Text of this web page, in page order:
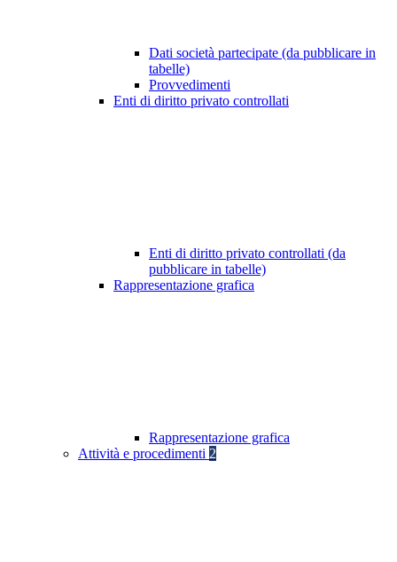
Dati società partecipate (da pubblicare in
tabelle)
Provvedimenti
Enti di diritto privato controllati
Enti di diritto privato controllati (da
pubblicare in tabelle)
Rappresentazione grafica
Rappresentazione grafica
Attività e procedimenti 2